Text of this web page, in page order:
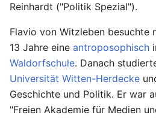
Reinhardt ("Politik Spezial").
Flavio von Witzleben besuchte
13 Jahre eine antroposophisch
Waldorfschule. Danach
Universität Witten-Herdecke
Geschichte und Politik. Er war
"Freien Akademie für Medien